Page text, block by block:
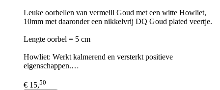
Leuke oorbellen van vermeill Goud met een witte Howliet,
10mm met daaronder een nikkelvrij DQ Goud plated veertje.
Lengte oorbel = 5 cm
Howliet: Werkt kalmerend en versterkt positieve
eigenschappen.…
€ 15,50